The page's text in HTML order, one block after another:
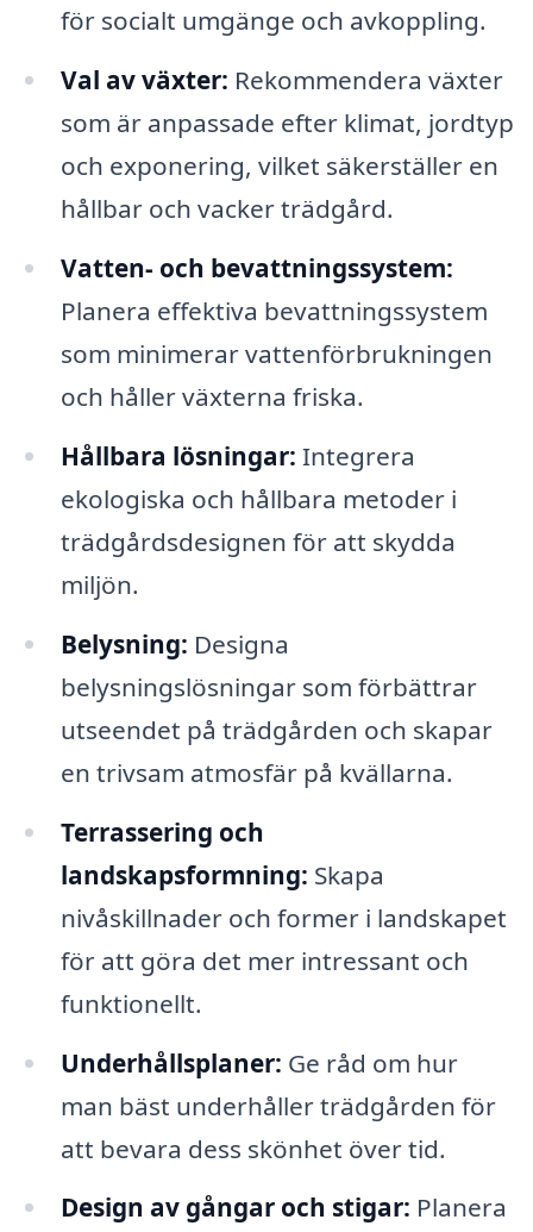
för socialt umgänge och avkoppling.
Val av växter: Rekommendera växter
som är anpassade efter klimat, jordtyp
och exponering, vilket säkerställer en
hållbar och vacker trädgård.
Vatten- och bevattningssystem:
Planera effektiva bevattningssystem
som minimerar vattenförbrukningen
och håller växterna friska.
Hållbara lösningar: Integrera
ekologiska och hållbara metoder i
trädgårdsdesignen för att skydda
miljön.
Belysning: Designa
belysningslösningar som förbättrar
utseendet på trädgården och skapar
en trivsam atmosfär på kvällarna.
Terrassering och
landskapsformning: Skapa
nivåskillnader och former i landskapet
för att göra det mer intressant och
funktionellt.
Underhållsplaner: Ge råd om hur
man bäst underhåller trädgården för
att bevara dess skönhet över tid.
Design av gångar och stigar: Planera